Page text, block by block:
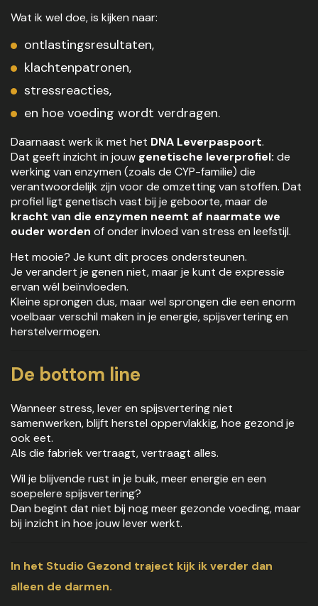
Wat ik wel doe, is kijken naar:
ontlastingsresultaten,
klachtenpatronen,
stressreacties,
en hoe voeding wordt verdragen.
Daarnaast werk ik met het DNA Leverpaspoort.
Dat geeft inzicht in jouw genetische leverprofiel: de
werking van enzymen (zoals de CYP-familie) die
verantwoordelijk zijn voor de omzetting van stoffen. Dat
profiel ligt genetisch vast bij je geboorte, maar de
kracht van die enzymen neemt af naarmate we
ouder worden of onder invloed van stress en leefstijl.
Het mooie? Je kunt dit proces ondersteunen.
Je verandert je genen niet, maar je kunt de expressie
ervan wél beïnvloeden.
Kleine sprongen dus, maar wel sprongen die een enorm
voelbaar verschil maken in je energie, spijsvertering en
herstelvermogen.
De bottom line
Wanneer stress, lever en spijsvertering niet
samenwerken, blijft herstel oppervlakkig, hoe gezond je
ook eet.
Als die fabriek vertraagt, vertraagt alles.
Wil je blijvende rust in je buik, meer energie en een
soepelere spijsvertering?
Dan begint dat niet bij nog meer gezonde voeding, maar
bij inzicht in hoe jouw lever werkt.
In het Studio Gezond traject kijk ik verder dan
alleen de darmen.